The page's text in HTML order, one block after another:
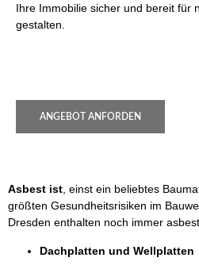
Ihre Immobilie sicher und bereit für
gestalten.
ANGEBOT ANFORDEN
Asbest ist , einst ein beliebtes
größten Gesundheitsrisiken im
Dresden enthalten noch immer
Dachplatten und Wellplatten